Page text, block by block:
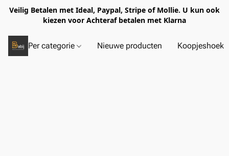
Veilig Betalen met Ideal, Paypal, Stripe of Mollie. U kun ook
kiezen voor Achteraf betalen met Klarna
Per categorie Nieuwe producten Koopjeshoek